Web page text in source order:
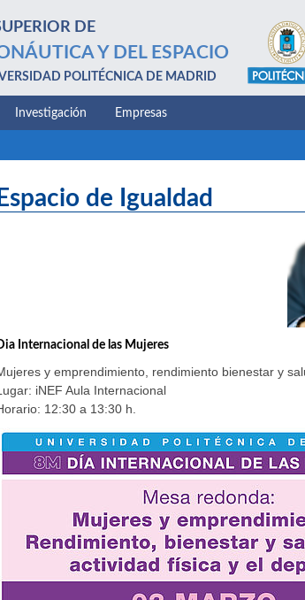
DE
Y DEL ESPACIO
POLITÉCNICA DE MADRID
Investigación Empresas
Espacio de Igualdad
Internacional de las Mujeres
y emprendimiento, rendimiento bienestar y
iNEF Aula Internacional
12:30 a 13:30 h.